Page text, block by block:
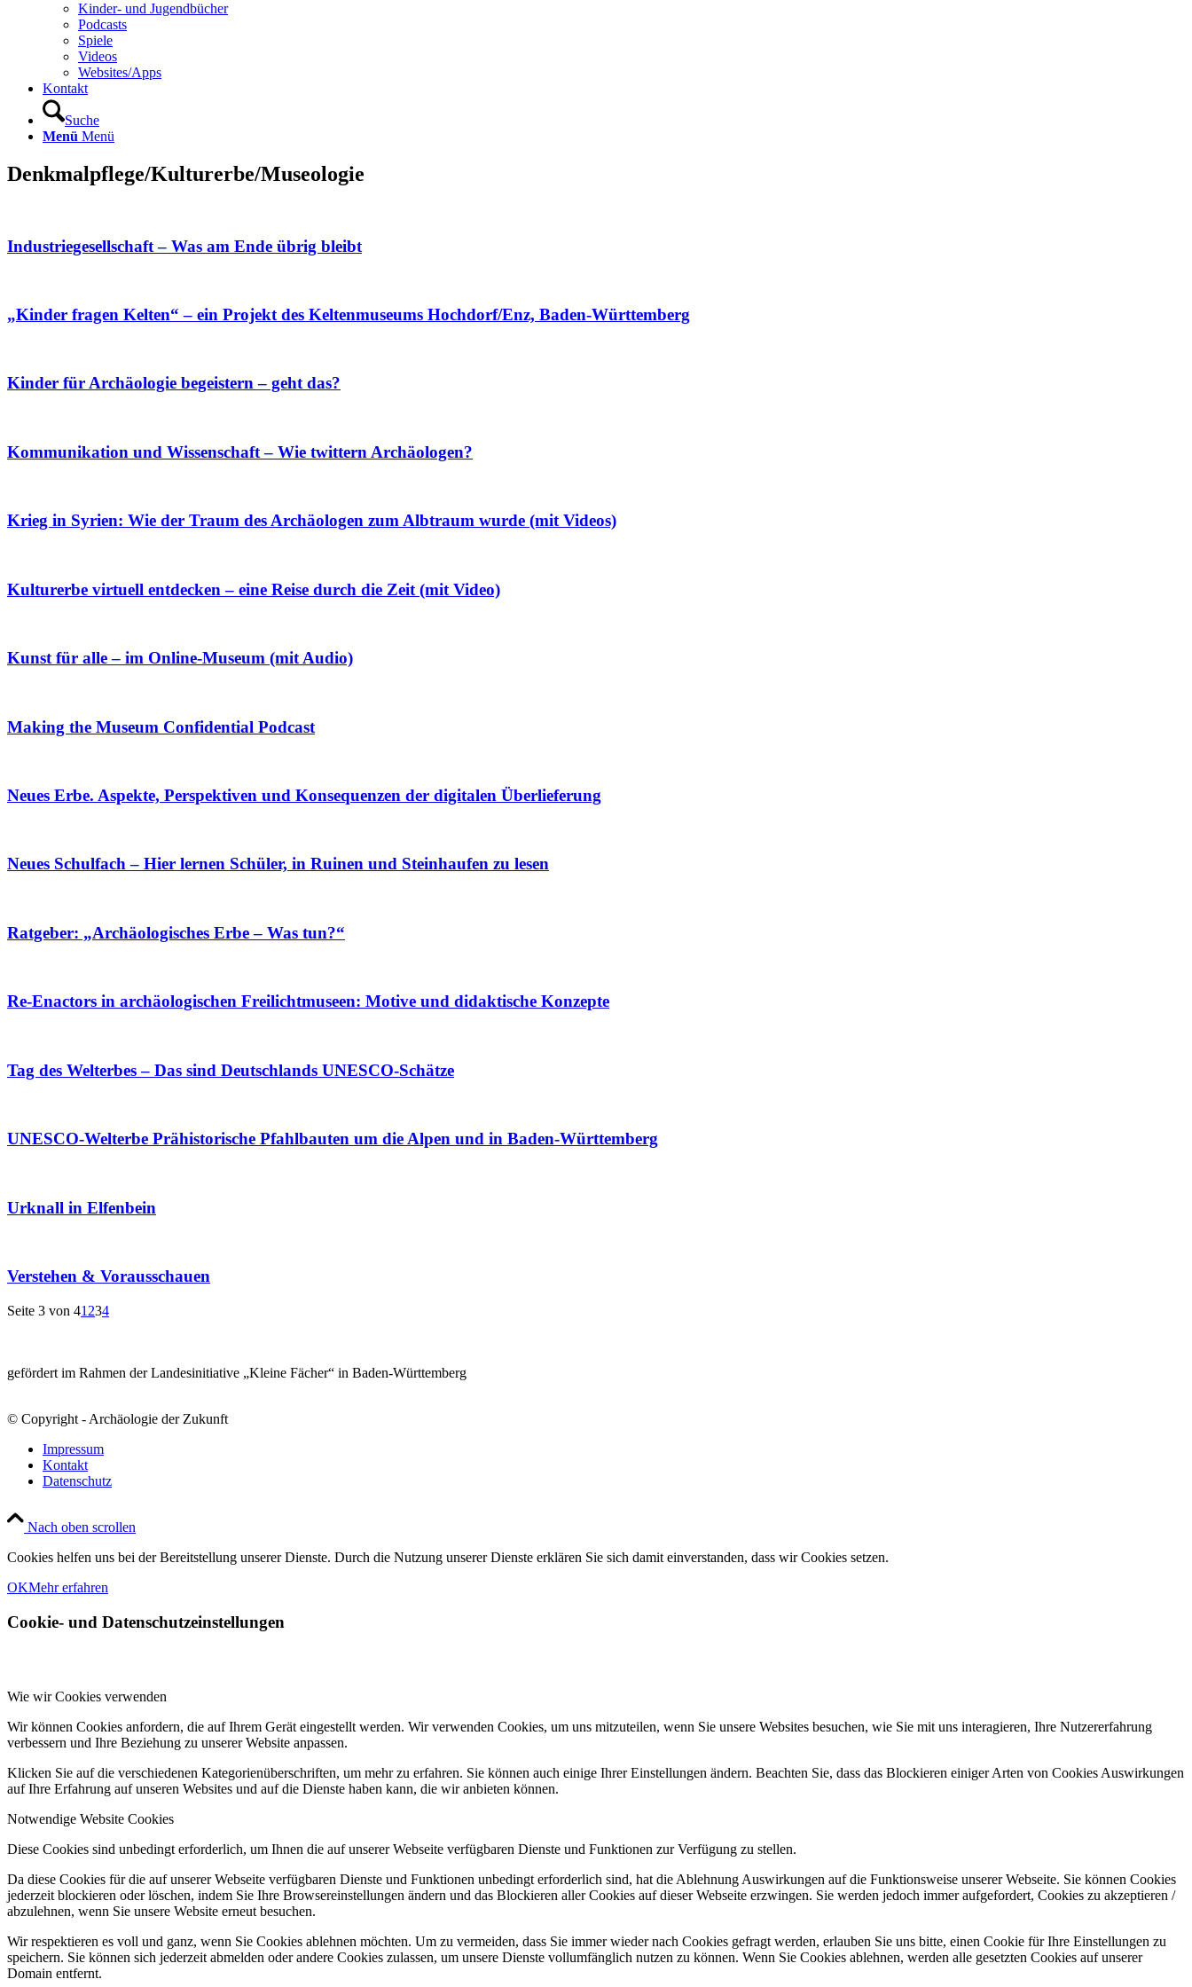
Kinder- und Jugendbücher
Podcasts
Spiele
Videos
Websites/Apps
Kontakt
Suche
Menü Menü
Denkmalpflege/Kulturerbe/Museologie
Industriegesellschaft – Was am Ende übrig bleibt
„Kinder fragen Kelten“ – ein Projekt des Keltenmuseums Hochdorf/Enz, Baden-Württemberg
Kinder für Archäologie begeistern – geht das?
Kommunikation und Wissenschaft – Wie twittern Archäologen?
Krieg in Syrien: Wie der Traum des Archäologen zum Albtraum wurde (mit Videos)
Kulturerbe virtuell entdecken – eine Reise durch die Zeit (mit Video)
Kunst für alle – im Online-Museum (mit Audio)
Making the Museum Confidential Podcast
Neues Erbe. Aspekte, Perspektiven und Konsequenzen der digitalen Überlieferung
Neues Schulfach – Hier lernen Schüler, in Ruinen und Steinhaufen zu lesen
Ratgeber: „Archäologisches Erbe – Was tun?“
Re-Enactors in archäologischen Freilichtmuseen: Motive und didaktische Konzepte
Tag des Welterbes – Das sind Deutschlands UNESCO-Schätze
UNESCO-Welterbe Prähistorische Pfahlbauten um die Alpen und in Baden-Württemberg
Urknall in Elfenbein
Verstehen & Vorausschauen
Seite 3 von 41 234
gefördert im Rahmen der Landesinitiative „Kleine Fächer“ in Baden-Württemberg
© Copyright - Archäologie der Zukunft
Impressum
Kontakt
Datenschutz
Nach oben scrollen
Cookies helfen uns bei der Bereitstellung unserer Dienste. Durch die Nutzung unserer Dienste erklären Sie sich damit einverstanden, dass wir Cookies setzen.
OKMehr erfahren
Cookie- und Datenschutzeinstellungen
Wie wir Cookies verwenden
Wir können Cookies anfordern, die auf Ihrem Gerät eingestellt werden. Wir verwenden Cookies, um uns mitzuteilen, wenn Sie unsere Websites besuchen, wie Sie mit uns interagieren, Ihre Nutzererfahrung
verbessern und Ihre Beziehung zu unserer Website anpassen.
Klicken Sie auf die verschiedenen Kategorienüberschriften, um mehr zu erfahren. Sie können auch einige Ihrer Einstellungen ändern. Beachten Sie, dass das Blockieren einiger Arten von Cookies Auswirkungen
auf Ihre Erfahrung auf unseren Websites und auf die Dienste haben kann, die wir anbieten können.
Notwendige Website Cookies
Diese Cookies sind unbedingt erforderlich, um Ihnen die auf unserer Webseite verfügbaren Dienste und Funktionen zur Verfügung zu stellen.
Da diese Cookies für die auf unserer Webseite verfügbaren Dienste und Funktionen unbedingt erforderlich sind, hat die Ablehnung Auswirkungen auf die Funktionsweise unserer Webseite. Sie können Cookies
jederzeit blockieren oder löschen, indem Sie Ihre Browsereinstellungen ändern und das Blockieren aller Cookies auf dieser Webseite erzwingen. Sie werden jedoch immer aufgefordert, Cookies zu akzeptieren /
abzulehnen, wenn Sie unsere Website erneut besuchen.
Wir respektieren es voll und ganz, wenn Sie Cookies ablehnen möchten. Um zu vermeiden, dass Sie immer wieder nach Cookies gefragt werden, erlauben Sie uns bitte, einen Cookie für Ihre Einstellungen zu
speichern. Sie können sich jederzeit abmelden oder andere Cookies zulassen, um unsere Dienste vollumfänglich nutzen zu können. Wenn Sie Cookies ablehnen, werden alle gesetzten Cookies auf unserer
Domain entfernt.